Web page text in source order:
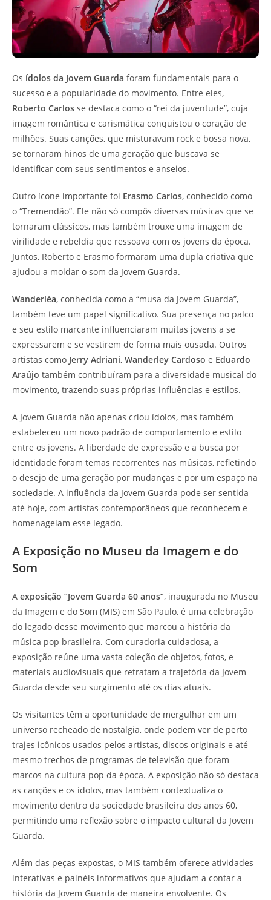
Os ídolos da Jovem Guarda foram fundamentais para o
sucesso e a popularidade do movimento. Entre eles,
Roberto Carlos se destaca como o “rei da juventude”, cuja
imagem romântica e carismática conquistou o coração de
milhões. Suas canções, que misturavam rock e bossa nova,
se tornaram hinos de uma geração que buscava se
identificar com seus sentimentos e anseios.
Outro ícone importante foi Erasmo Carlos, conhecido como
o “Tremendão”. Ele não só compôs diversas músicas que se
tornaram clássicos, mas também trouxe uma imagem de
virilidade e rebeldia que ressoava com os jovens da época.
Juntos, Roberto e Erasmo formaram uma dupla criativa que
ajudou a moldar o som da Jovem Guarda.
Wanderléa, conhecida como a “musa da Jovem Guarda”,
também teve um papel significativo. Sua presença no palco
e seu estilo marcante influenciaram muitas jovens a se
expressarem e se vestirem de forma mais ousada. Outros
artistas como Jerry Adriani, Wanderley Cardoso e Eduardo
Araújo também contribuíram para a diversidade musical do
movimento, trazendo suas próprias influências e estilos.
A Jovem Guarda não apenas criou ídolos, mas também
estabeleceu um novo padrão de comportamento e estilo
entre os jovens. A liberdade de expressão e a busca por
identidade foram temas recorrentes nas músicas, refletindo
o desejo de uma geração por mudanças e por um espaço na
sociedade. A influência da Jovem Guarda pode ser sentida
até hoje, com artistas contemporâneos que reconhecem e
homenageiam esse legado.
A Exposição no Museu da Imagem e do
Som
A exposição “Jovem Guarda 60 anos”, inaugurada no Museu
da Imagem e do Som (MIS) em São Paulo, é uma celebração
do legado desse movimento que marcou a história da
música pop brasileira. Com curadoria cuidadosa, a
exposição reúne uma vasta coleção de objetos, fotos, e
materiais audiovisuais que retratam a trajetória da Jovem
Guarda desde seu surgimento até os dias atuais.
Os visitantes têm a oportunidade de mergulhar em um
universo recheado de nostalgia, onde podem ver de perto
trajes icônicos usados pelos artistas, discos originais e até
mesmo trechos de programas de televisão que foram
marcos na cultura pop da época. A exposição não só destaca
as canções e os ídolos, mas também contextualiza o
movimento dentro da sociedade brasileira dos anos 60,
permitindo uma reflexão sobre o impacto cultural da Jovem
Guarda.
Além das peças expostas, o MIS também oferece atividades
interativas e painéis informativos que ajudam a contar a
história da Jovem Guarda de maneira envolvente. Os